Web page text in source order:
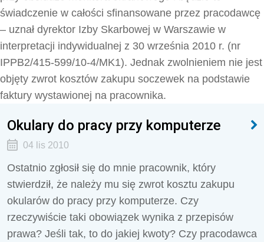
świadczenie w całości sfinansowane przez pracodawcę
– uznał dyrektor Izby Skarbowej w Warszawie w
interpretacji indywidualnej z 30 września 2010 r. (nr
IPPB2/415-599/10-4/MK1). Jednak zwolnieniem nie jest
objęty zwrot kosztów zakupu soczewek na podstawie
faktury wystawionej na pracownika.
Okulary do pracy przy komputerze
04 lis 2010
Ostatnio zgłosił się do mnie pracownik, który
stwierdził, że należy mu się zwrot kosztu zakupu
okularów do pracy przy komputerze. Czy
rzeczywiście taki obowiązek wynika z przepisów
prawa? Jeśli tak, to do jakiej kwoty? Czy pracodawca